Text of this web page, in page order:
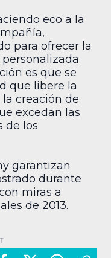
eco a la
para ofrecer la
es que se
que libere la
creación de
excedan las
de los
garantizan
durante
miras a
de 2013.